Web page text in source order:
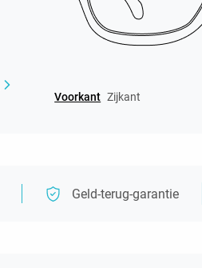
Voorkant Zijkant
Geld-terug-garantie